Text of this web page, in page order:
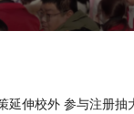
延伸校外 参与注册抽